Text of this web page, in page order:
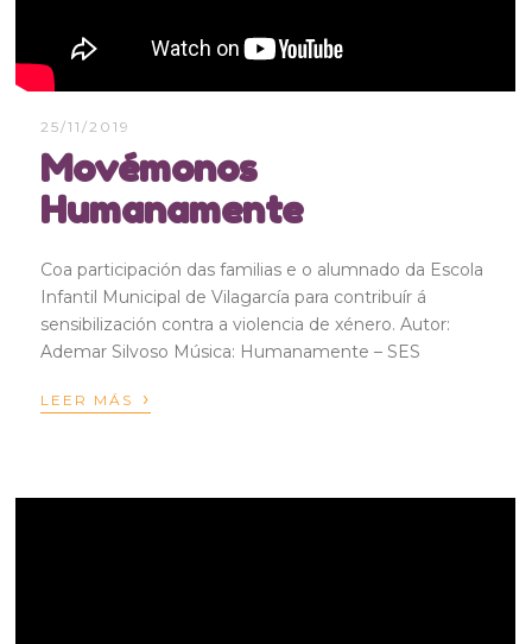
25/11/2019
Movémonos
Humanamente
Coa participación das familias e o alumnado da Escola
Infantil Municipal de Vilagarcía para contribuír á
sensibilización contra a violencia de xénero. Autor:
Ademar Silvoso Música: Humanamente – SES
LEER MÁS ›